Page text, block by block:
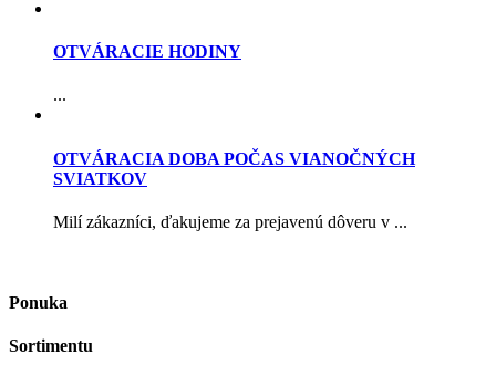
OTVÁRACIE HODINY
...
OTVÁRACIA DOBA POČAS VIANOČNÝCH
SVIATKOV
Milí zákazníci, ďakujeme za prejavenú dôveru v ...
Ponuka
Sortimentu